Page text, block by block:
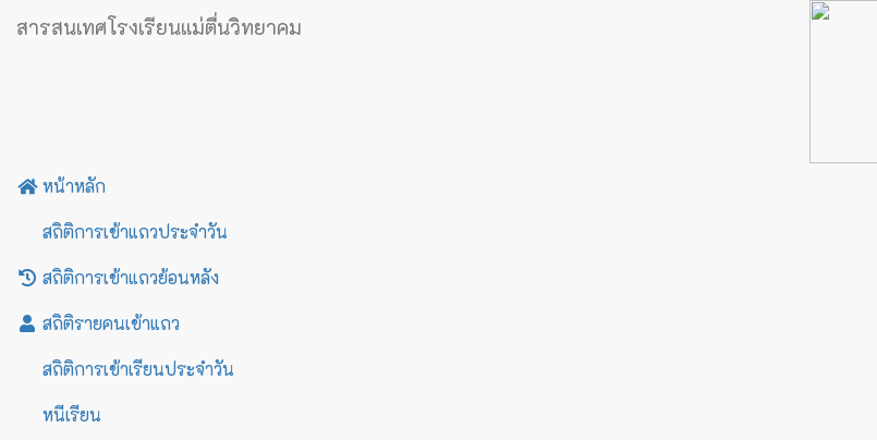
สารสนเทศโรงเรียนแม่ตื่นวิทยาคม
หน้าหลัก
สถิติการเข้าแถวประจำวัน
สถิติการเข้าแถวย้อนหลัง
สถิติรายคนเข้าแถว
สถิติการเข้าเรียนประจำวัน
หนีเรียน